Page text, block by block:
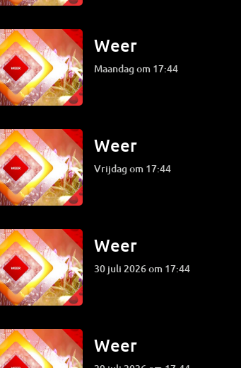
Weer
maandag om 17:44
Weer
vrijdag om 17:44
Weer
30 juli 2026 om 17:44
Weer